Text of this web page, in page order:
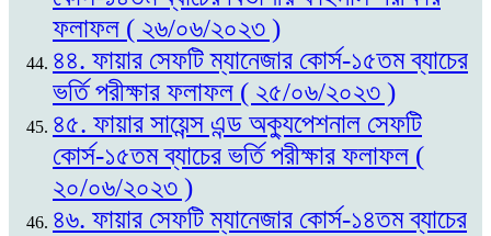
ফলাফল ( ২৬/০৬/২০২৩ )
৪৪. ফায়ার সেফটি ম্যানেজার কোর্স-১৫তম ব্যাচের
ভর্তি পরীক্ষার ফলাফল ( ২৫/০৬/২০২৩ )
৪৫. ফায়ার সায়েন্স এন্ড অক্যুপেশনাল সেফটি
কোর্স-১৫তম ব্যাচের ভর্তি পরীক্ষার ফলাফল (
২০/০৬/২০২৩ )
৪৬. ফায়ার সেফটি ম্যানেজার কোর্স-১৪তম ব্যাচের